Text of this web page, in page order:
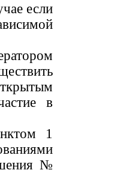
если
в
1
№